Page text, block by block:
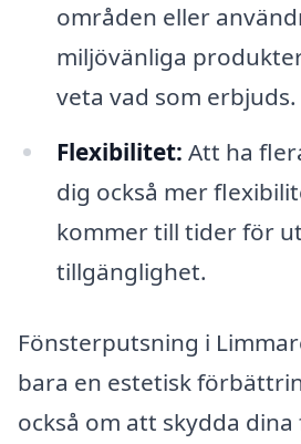
områden eller
miljövänliga
veta vad som erbjuds.
Flexibilitet: Att ha
dig också mer
kommer till tider för
tillgänglighet.
Fönsterputsning i
bara en estetisk
också om att skydda